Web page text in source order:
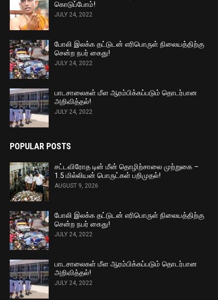
கொடுப்போம்!
JULY 24, 2022
போலி இலக்க தட்டுடன் எரிபொருள் நிலையத்திற்கு
சென்ற நபர் கைது!
JULY 24, 2022
பாடசாலைகள் மீள ஆரம்பிக்கப்படும் தொடர்பான
அறிவித்தல்!
JULY 24, 2022
POPULAR POSTS
சட்டவிரோத டின் மீன் தொழிற்சாலை முற்றுகை –
1.5 மில்லியன் பொருட்கள் பறிமுதல்!
AUGUST 9, 2026
போலி இலக்க தட்டுடன் எரிபொருள் நிலையத்திற்கு
சென்ற நபர் கைது!
JULY 24, 2022
பாடசாலைகள் மீள ஆரம்பிக்கப்படும் தொடர்பான
அறிவித்தல்!
JULY 24, 2022